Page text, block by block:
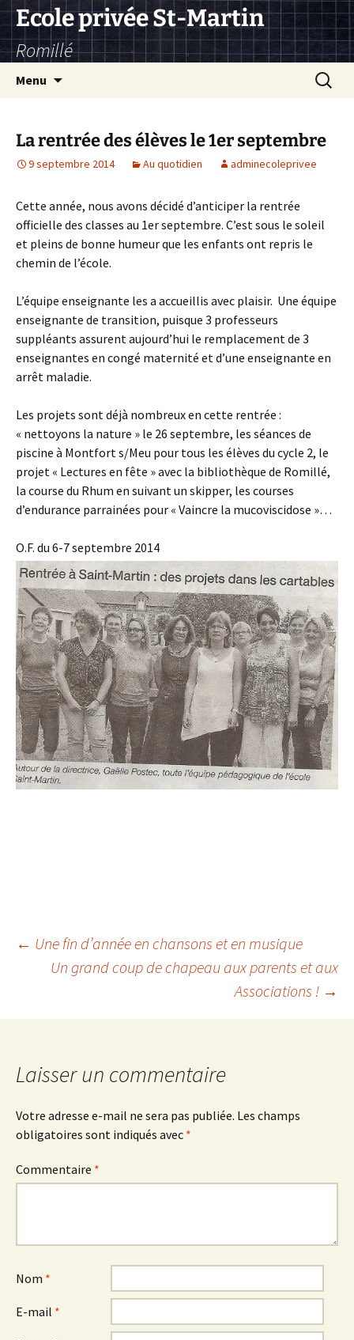
Aller
au
contenu
Ecole privée St-Martin
Romillé
Menu
La rentrée des élèves le 1er septembre
9 septembre 2014 Au quotidien adminecoleprivee
Cette année, nous avons décidé d’anticiper la rentrée
officielle des classes au 1er septembre. C’est sous le soleil
et pleins de bonne humeur que les enfants ont repris le
chemin de l’école.
L’équipe enseignante les a accueillis avec plaisir. Une équipe
enseignante de transition, puisque 3 professeurs
suppléants assurent aujourd’hui le remplacement de 3
enseignantes en congé maternité et d’une enseignante en
arrêt maladie.
Les projets sont déjà nombreux en cette rentrée :
« nettoyons la nature » le 26 septembre, les séances de
piscine à Montfort s/Meu pour tous les élèves du cycle 2, le
projet « Lectures en fête » avec la bibliothèque de Romillé,
la course du Rhum en suivant un skipper, les courses
d’endurance parrainées pour « Vaincre la mucoviscidose »…
O.F. du 6-7 septembre 2014
Navigation
← Une fin d’année en chansons et en musique
Un grand coup de chapeau aux parents et aux
Associations ! →
Laisser un commentaire
Votre adresse e-mail ne sera pas publiée. Les champs
obligatoires sont indiqués avec *
Commentaire *
Nom *
E-mail *